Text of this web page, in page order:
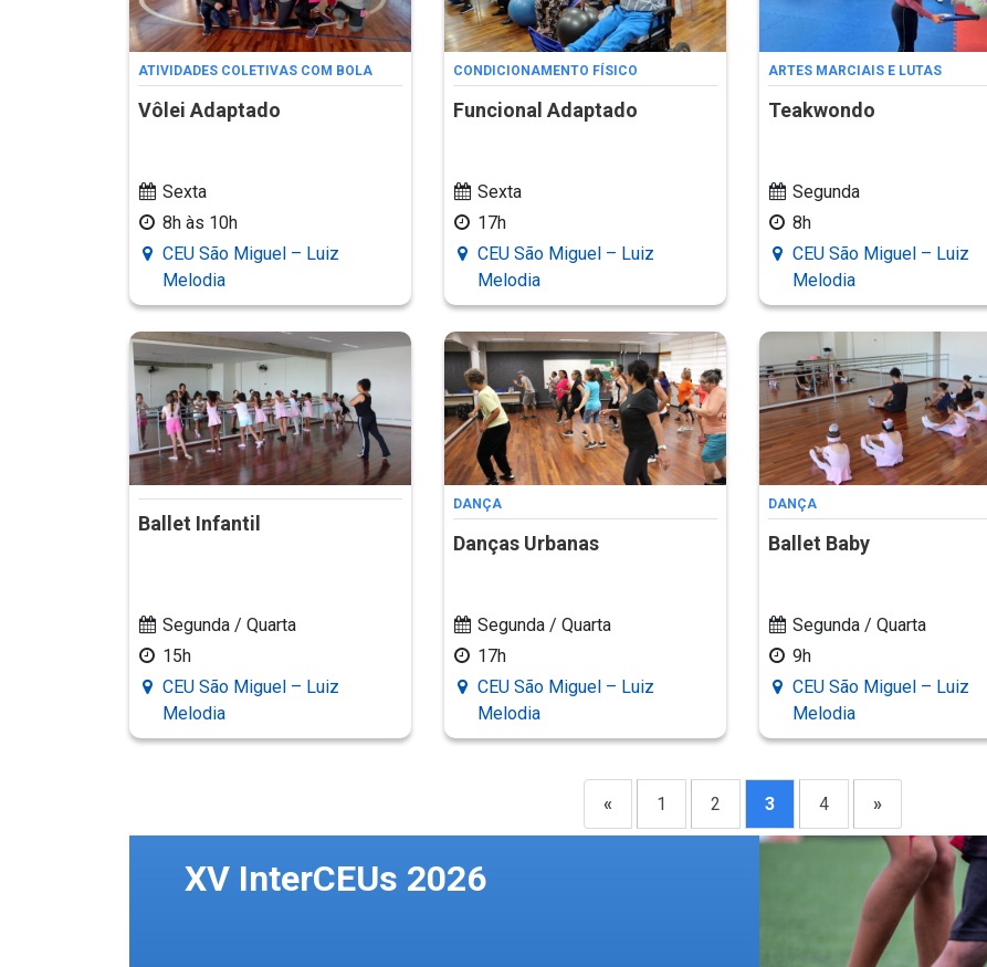
ATIVIDADES COLETIVAS COM BOLA
Vôlei Adaptado
Sexta
8h às 10h
CEU São Miguel – Luiz
Melodia
CONDICIONAMENTO FÍSICO
Funcional Adaptado
Sexta
17h
CEU São Miguel – Luiz
Melodia
ARTES MARCIAIS E LUTAS
Teakwondo
Segunda
8h
CEU São Miguel – Luiz
Melodia
Ballet Infantil
Segunda / Quarta
15h
CEU São Miguel – Luiz
Melodia
DANÇA
Danças Urbanas
Segunda / Quarta
17h
CEU São Miguel – Luiz
Melodia
DANÇA
Ballet Baby
Segunda / Quarta
9h
CEU São Miguel – Luiz
Melodia
« 1 2 3 4 »
XV InterCEUs 2026